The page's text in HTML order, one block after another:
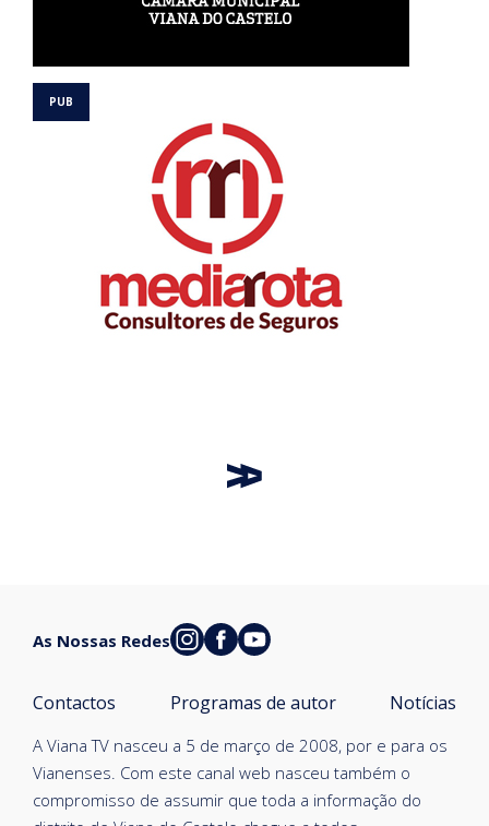
A Viana TV nasceu a 5 de março de 2008, por e para os
Vianenses. Com este canal web nasceu também o
compromisso de assumir que toda a informação do
Contactos Programas de autor Notícias
As Nossas Redes